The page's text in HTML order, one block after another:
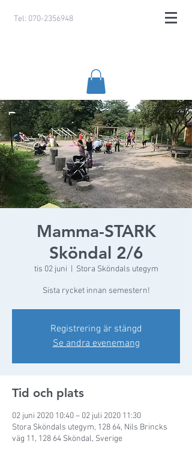
Tel: 070-2356948
Mamma-STARK
Sköndal 2/6
tis 02 juni Stora Sköndals utegym
Sista rycket innan semestern!
Registrering är stängd
Se andra evenemang
Tid och plats
02 juni 2020 10:40 – 02 juli 2020 11:30
Stora Sköndals utegym, 128 64, Nils Brincks
väg 11, 128 64 Sköndal, Sverige